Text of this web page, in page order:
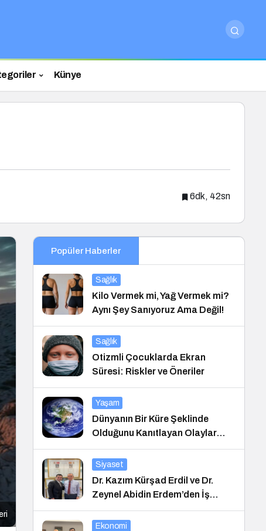
Künye
6dk, 42sn
Popüler Haberler
Sağlık
Kilo Vermek mi, Yağ Vermek mi?
Aynı Şey Sanıyoruz Ama Değil!
Sağlık
Otizmli Çocuklarda Ekran
Süresi: Riskler ve Öneriler
Yaşam
Dünyanın Bir Küre Şeklinde
Olduğunu Kanıtlayan Olaylar
Nedir?
Siyaset
Dr. Kazım Kürşad Erdil ve Dr.
Zeynel Abidin Erdem’den İş
Dünyası Buluşması
Ekonomi